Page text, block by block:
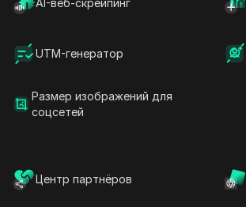
AI-веб-скрейпинг
UTM-генератор
Размер изображений для
соцсетей
Центр партнёров
Содержание
Анализ временной
Ключевые слова
содержания